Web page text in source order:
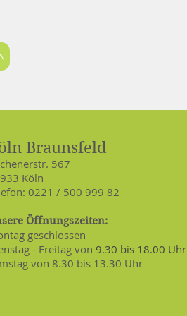
Braunsfeld
567
Köln
0221 / 500 999 82
Öffnungszeiten:
geschlossen
- Freitag von 9.30 bis 18.00 Uhr
von 8.30 bis 13.30 Uhr